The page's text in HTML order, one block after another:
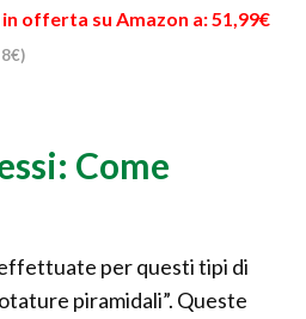
in offerta su Amazon a: 51,99€
Come
per questi tipi di
piramidali”. Queste